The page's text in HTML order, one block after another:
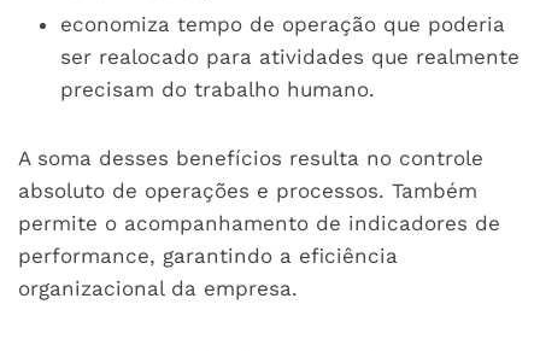
economiza tempo de operação que poderia
ser realocado para atividades que realmente
precisam do trabalho humano.
A soma desses benefícios resulta no controle
absoluto de operações e processos. Também
permite o acompanhamento de indicadores de
performance, garantindo a eficiência
organizacional da empresa.